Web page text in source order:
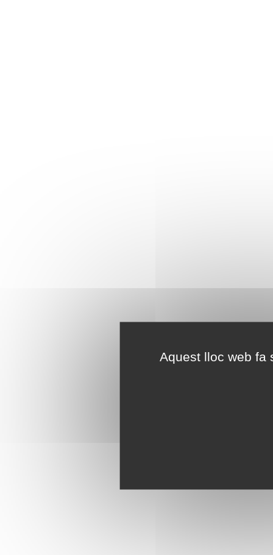
Aquest lloc web fa